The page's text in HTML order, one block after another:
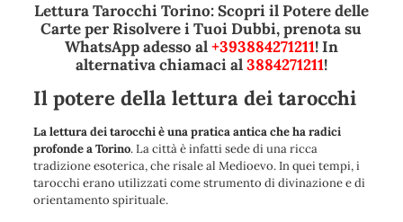
Lettura Tarocchi Torino: Scopri il Potere delle
Carte per Risolvere i Tuoi Dubbi, prenota su
WhatsApp adesso al+393884271211! In
alternativa chiamaci al3884271211!
Il potere della lettura dei tarocchi
La lettura dei tarocchi è una pratica antica che ha radici
profonde a Torino. La città è infatti sede di una ricca
tradizione esoterica, che risale al Medioevo. In quei tempi, i
tarocchi erano utilizzati come strumento di divinazione e di
orientamento spirituale.